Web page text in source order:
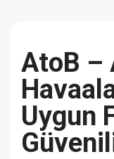
AtoB –
Uygun